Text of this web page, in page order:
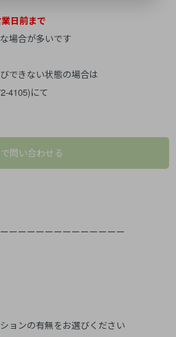
日前まで
場合が多いです
できない状態の場合は
4105)にて
問い合わせる
ーーーーーーーーーーーーー
ョンの有無をお選びください